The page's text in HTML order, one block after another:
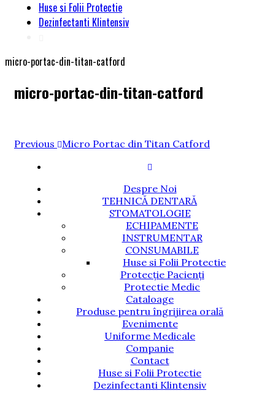
Huse si Folii Protectie
Dezinfectanti Klintensiv
micro-portac-din-titan-catford
micro-portac-din-titan-catford
Navigare
articole
Previous
Previous Micro Portac din Titan Catford
Despre Noi
TEHNICĂ DENTARĂ
STOMATOLOGIE
ECHIPAMENTE
INSTRUMENTAR
CONSUMABILE
Huse si Folii Protectie
Protecție Pacienți
Protectie Medic
Cataloage
Produse pentru îngrijirea orală
Evenimente
Uniforme Medicale
Companie
Contact
Huse si Folii Protectie
Dezinfectanti Klintensiv